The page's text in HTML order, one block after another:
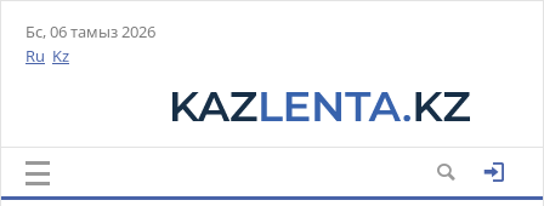
Бс, 06 тамыз 2026
Ru Kz